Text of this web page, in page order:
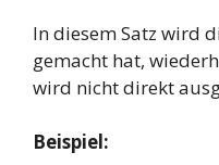
In diesem Satz wird
gemacht hat,
wird nicht direkt
Beispiel: